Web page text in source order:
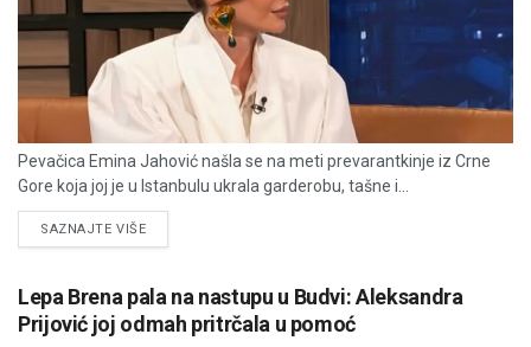
Pevačica Emina Jahović našla se na meti prevarantkinje iz Crne
Gore koja joj je u Istanbulu ukrala garderobu, tašne i...
SAZNAJTE VIŠEDETAILS
Lepa Brena pala na nastupu u Budvi: Aleksandra
Prijović joj odmah pritrčala u pomoć